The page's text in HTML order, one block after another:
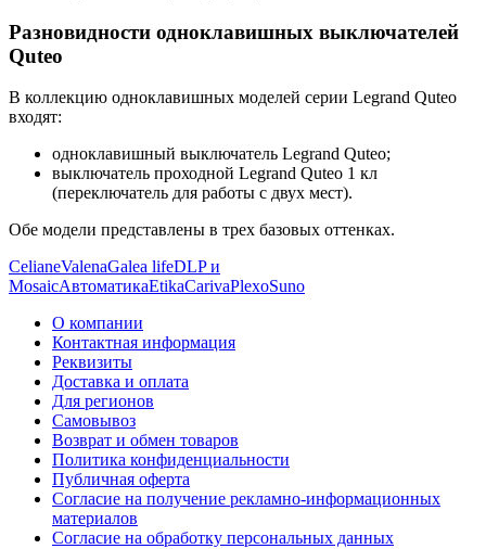
Разновидности одноклавишных выключателей
Quteo
В коллекцию одноклавишных моделей серии Legrand Quteo
входят:
одноклавишный выключатель Legrand Quteo;
выключатель проходной Legrand Quteo 1 кл
(переключатель для работы с двух мест).
Обе модели представлены в трех базовых оттенках.
CelianeValenaGalea lifeDLP и
MosaicАвтоматикаEtikaCarivaPlexoSuno
О компании
Контактная информация
Реквизиты
Доставка и оплата
Для регионов
Самовывоз
Возврат и обмен товаров
Политика конфиденциальности
Публичная оферта
Согласие на получение рекламно-информационных
материалов
Согласие на обработку персональных данных